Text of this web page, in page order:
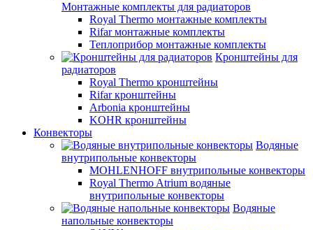
Монтажные комплекты для радиаторов
Royal Thermo монтажные комплекты
Rifar монтажные комплекты
Теплоприбор монтажные комплекты
Кронштейны для
радиаторов
Royal Thermo кронштейны
Rifar кронштейны
Arbonia кронштейны
KOHR кронштейны
Конвекторы
Водяные
внутрипольные конвекторы
MOHLENHOFF внутрипольные конвекторы
Royal Thermo Atrium водяные
внутрипольные конвекторы
Водяные
напольные конвекторы